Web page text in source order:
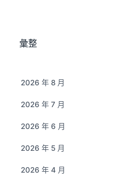
彙整
2026 年 8 月
2026 年 7 月
2026 年 6 月
2026 年 5 月
2026 年 4 月